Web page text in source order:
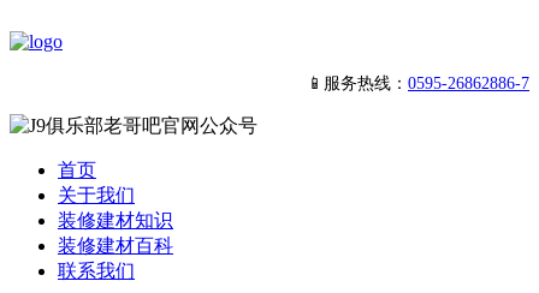
📱服务热线： 0595-26862886-7
首页
关于我们
装修建材知识
装修建材百科
联系我们